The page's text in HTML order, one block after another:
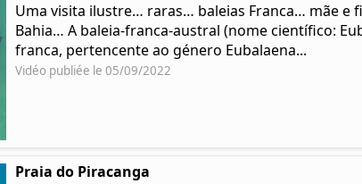
Uma visita ilustre… raras… baleias Franca… mãe
Bahia… A baleia-franca-austral (nome científico:
franca, pertencente ao género Eubalaena...
Vidéo publiée le 05/09/2022
Praia do Piracanga